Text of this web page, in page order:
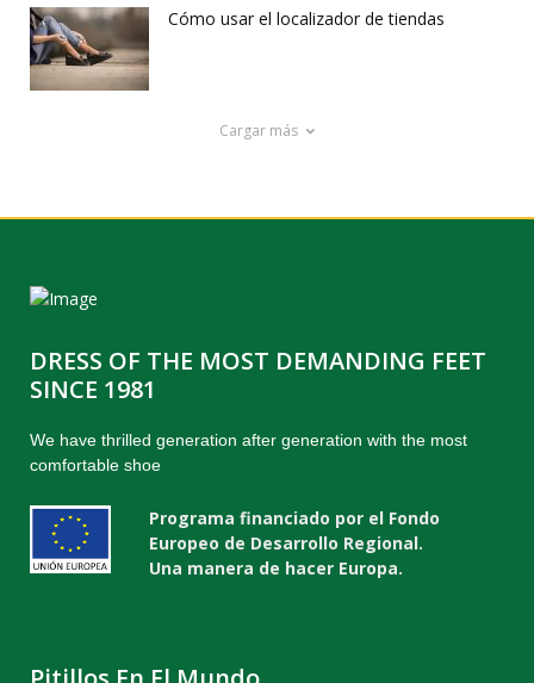
Cómo usar el localizador de tiendas
Cargar más
DRESS OF THE MOST DEMANDING FEET
SINCE 1981
We have thrilled generation after generation with the most
comfortable shoe
Programa financiado por el Fondo
Europeo de Desarrollo Regional.
Una manera de hacer Europa.